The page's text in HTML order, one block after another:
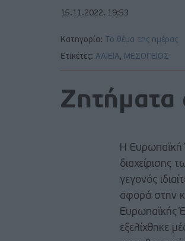
15.11.2022, 19:53
Κατηγορία:
Το θέμα της ημέρας
Ετικέτες: ΑΛΙΕΙΑ, ΜΕΣΟΓΕΙΟΣ
Ζητήματα
Η Ευρωπαϊκή
διαχείρισης
γεγονός
αφορά στην
Ευρωπαϊκής
εξελίχθηκε